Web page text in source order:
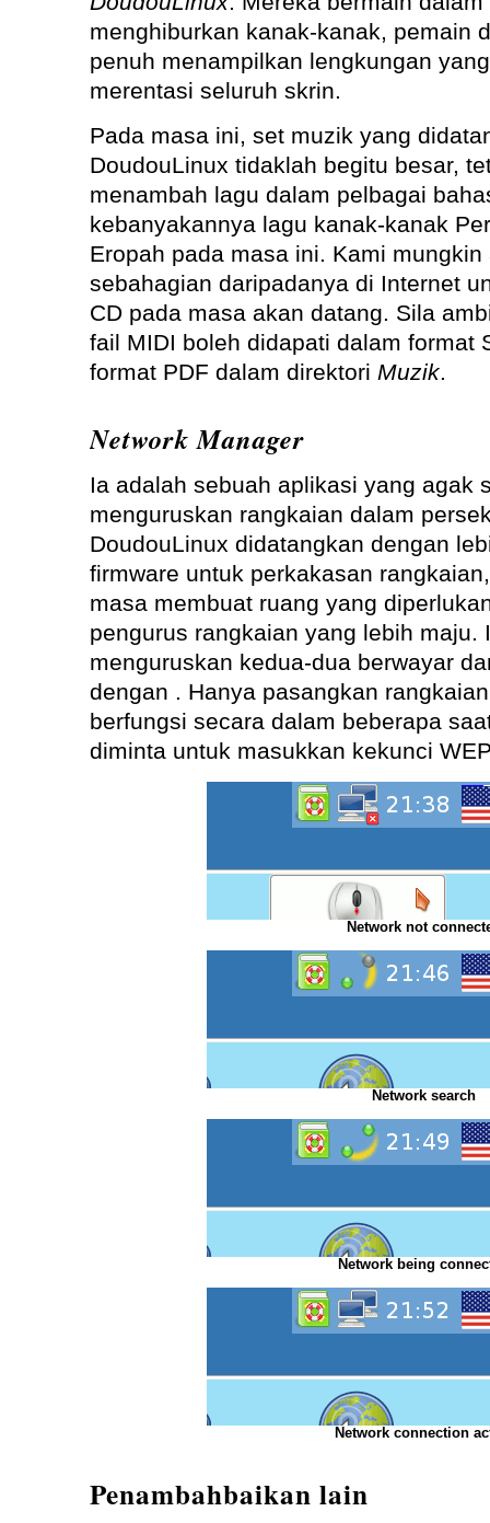
menghiburkan kanak-kanak, pemain
penuh menampilkan lengkungan
merentasi seluruh skrin.
Pada masa ini, set muzik yang
DoudouLinux tidaklah begitu besar,
menambah lagu dalam pelbagai
kebanyakannya lagu kanak-kanak
Eropah pada masa ini. Kami
sebahagian daripadanya di Internet
CD pada masa akan datang. Sila
fail MIDI boleh didapati dalam format
format PDF dalam direktori Muzik.
Network Manager
Ia adalah sebuah aplikasi yang agak
menguruskan rangkaian dalam
DoudouLinux didatangkan dengan
firmware untuk perkakasan
masa membuat ruang yang
pengurus rangkaian yang lebih maju.
menguruskan kedua-dua berwayar
dengan . Hanya pasangkan
berfungsi secara dalam beberapa
diminta untuk masukkan kekunci
Network not
Network search
Network being
Network connection
Penambahbaikan lain